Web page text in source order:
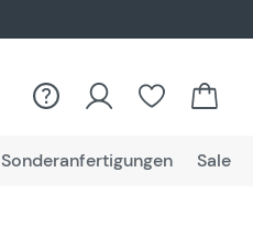
Sonderanfertigungen Sale